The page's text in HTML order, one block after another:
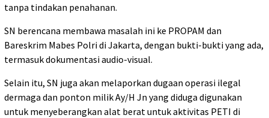
tanpa tindakan penahanan.
SN berencana membawa masalah ini ke PROPAM dan
Bareskrim Mabes Polri di Jakarta, dengan bukti-bukti yang ada,
termasuk dokumentasi audio-visual.
Selain itu, SN juga akan melaporkan dugaan operasi ilegal
dermaga dan ponton milik Ay/H Jn yang diduga digunakan
untuk menyeberangkan alat berat untuk aktivitas PETI di